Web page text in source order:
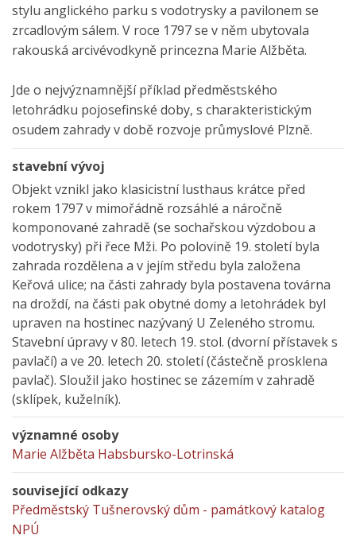
stylu anglického parku s vodotrysky a pavilonem se
zrcadlovým sálem. V roce 1797 se v něm ubytovala
rakouská arcivévodkyně princezna Marie Alžběta.
Jde o nejvýznamnější příklad předměstského
letohrádku pojosefinské doby, s charakteristickým
osudem zahrady v době rozvoje průmyslové Plzně.
stavební vývoj
Objekt vznikl jako klasicistní lusthaus krátce před
rokem 1797 v mimořádně rozsáhlé a náročně
komponované zahradě (se sochařskou výzdobou a
vodotrysky) při řece Mži. Po polovině 19. století byla
zahrada rozdělena a v jejím středu byla založena
Keřová ulice; na části zahrady byla postavena továrna
na droždí, na části pak obytné domy a letohrádek byl
upraven na hostinec nazývaný U Zeleného stromu.
Stavební úpravy v 80. letech 19. stol. (dvorní přístavek s
pavlačí) a ve 20. letech 20. století (částečně prosklena
pavlač). Sloužil jako hostinec se zázemím v zahradě
(sklípek, kuželník).
významné osoby
Marie Alžběta Habsbursko-Lotrinská
související odkazy
Předměstský Tušnerovský dům - památkový katalog
NPÚ